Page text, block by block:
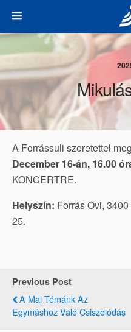
A Forrássuli szeretettel
December 16-án, 16.00
KONCERTRE.
Helyszín: Forrás Ovi,
25.
Previous Post
A Mai Témánk Az
Egymáshoz Való Csiszolódás